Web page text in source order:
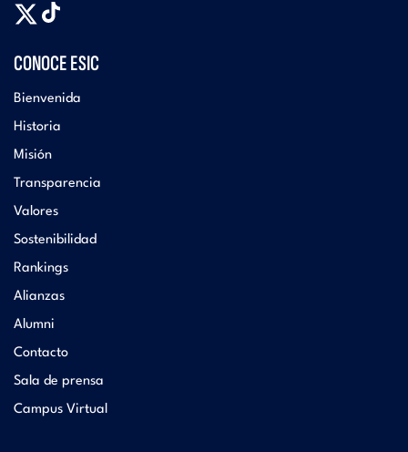
CONOCE ESIC
Bienvenida
Historia
Misión
Transparencia
Valores
Sostenibilidad
Rankings
Alianzas
Alumni
Contacto
Sala de prensa
Campus Virtual